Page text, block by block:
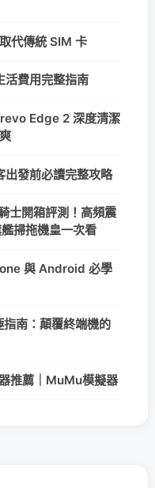
代傳統 SIM 卡
活費用完整指南
Edge 2 深度清潔
發前必讀完整攻略
士開箱評測！高頻震
掃拖機皇一次看
與 Android 必學
南：顛覆終端機的
推薦｜MuMu模擬器